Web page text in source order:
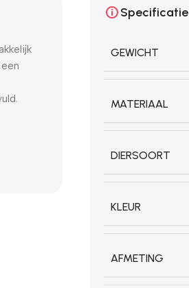
Specificatie
GEWICHT
MATERIAAL
DIERSOORT
KLEUR
AFMETING